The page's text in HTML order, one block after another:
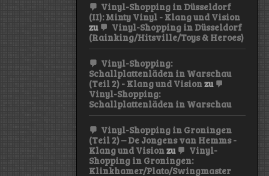
Vinyl-Shopping in Düsseldorf
(II): Minty Vinyl - Klang und Vision
zu
Vinyl-Shopping in Düsseldorf
(Rainking/Hitsville/Toys & Heroes)
Vinyl-Shopping:
Schallplattenläden in Warschau
(Teil 2) - Klang und Visionzu
Vinyl-Shopping:
Schallplattenläden in Warschau
Vinyl-Shopping in Groningen
(Teil 2) – De Jongens van Hemms -
Klang und Visionzu
Vinyl-
Shopping in Groningen:
Klinkhamer/Plato/Swingmaster